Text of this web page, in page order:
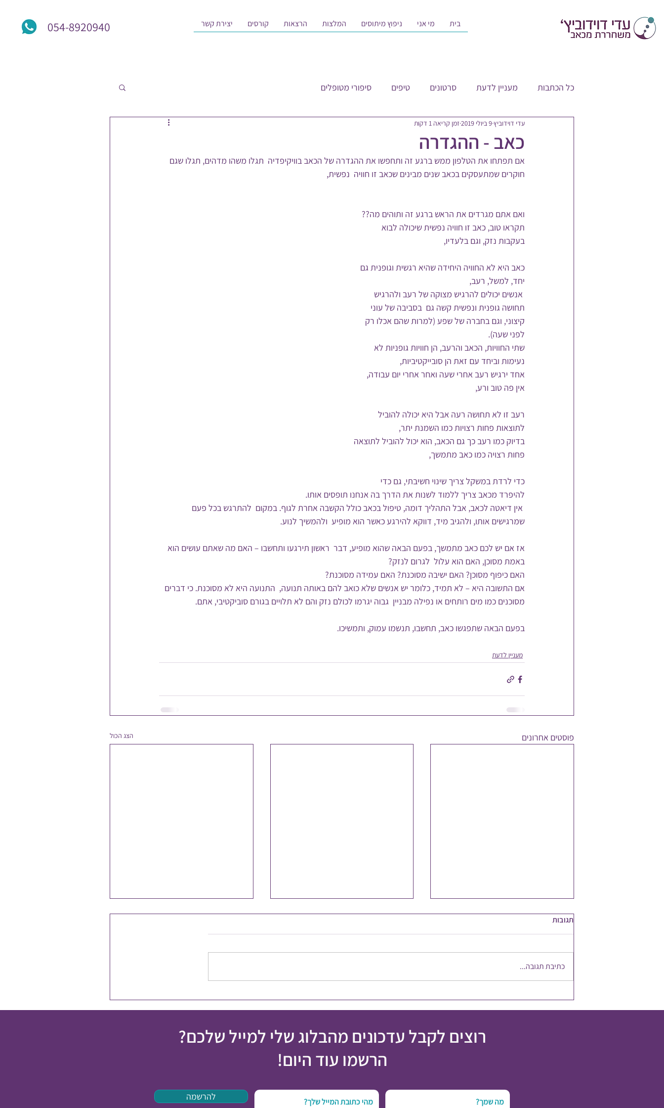
054-8920940 בית מי אני ניפוץ מיתוסים המלצות הרצאות קורסים יצירת קשר
כל הכתבות מעניין לדעת סרטונים טיפים סיפורי מטופלים
כאב - ההגדרה
עדי דוידוביץ9 ביולי 2019 זמן קריאה 1 דקות
אם תפתחו את הטלפון ממש ברגע זה ותחפשו את ההגדרה של הכאב בוויקיפדיה  תגלו משהו מדהים, תגלו שגם
חוקרים שמתעסקים בכאב שנים מבינים שכאב זו חוויה  נפשית,
ואם אתם מגרדים את הראש ברגע זה ותוהים מה??
תקראו טוב, כאב זו חוויה נפשית שיכולה לבוא
בעקבות נזק, וגם בלעדיו,
כאב היא לא החוויה היחידה שהיא רגשית וגופנית גם
יחד, למשל, רעב,
אנשים יכולים להרגיש מצוקה של רעב ולהרגיש
תחושה גופנית ונפשית קשה גם  בסביבה של עוני
קיצוני, וגם בחברה של שפע (למרות שהם אכלו רק
לפני שעה).
שתי החוויות, הכאב והרעב, הן חוויות גופניות לא
נעימות וביחד עם זאת הן סובייקטיביות,
אחד ירגיש רעב אחרי שעה ואחר אחרי יום עבודה,
אין פה טוב ורע,
רעב זו לא תחושה רעה אבל היא יכולה להוביל
לתוצאות פחות רצויות כמו השמנת יתר,
בדיוק כמו רעב כך גם הכאב, הוא יכול להוביל לתוצאה
פחות רצויה כמו כאב מתמשך,
כדי לרדת במשקל צריך שינוי חשיבתי, גם כדי
להיפרד מכאב צריך ללמוד לשנות את הדרך בה אנחנו תופסים אותו.
אין דיאטה לכאב, אבל התהליך דומה, טיפול בכאב כולל הקשבה אחרת לגוף. במקום  להתרגש בכל פעם
שמרגישים אותו, ולהגיב מיד, דווקא להירגע כאשר הוא מופיע  ולהמשיך לנוע.
אז אם יש לכם כאב מתמשך, בפעם הבאה שהוא מופיע, דבר  ראשון תירגעו ותחשבו – האם מה שאתם עושים הוא
באמת מסוכן, האם הוא עלול  לגרום לנזק?
האם כיפוף מסוכן? האם ישיבה מסוכנת? האם עמידה מסוכנת?
אם התשובה היא – לא תמיד, כלומר יש אנשים שלא כואב להם באותה תנועה,  התנועה היא לא מסוכנת. כי דברים
מסוכנים כמו מים רותחים או נפילה מבניין  גבוה יגרמו לכולם נזק והם לא תלויים בגורם סוביקטיבי, אתם.
בפעם הבאה שתפגשו כאב, תחשבו, תנשמו עמוק, ותמשיכו.
מעניין לדעת
פוסטים אחרונים הצג הכול
להשקיע במשאב הכי חשוב
תגובות
כתיבת תגובה...
רוצים לקבל עדכונים מהבלוג שלי למייל שלכם?
הרשמו עוד היום!
להרשמה